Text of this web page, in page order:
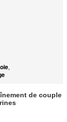
,
de couple